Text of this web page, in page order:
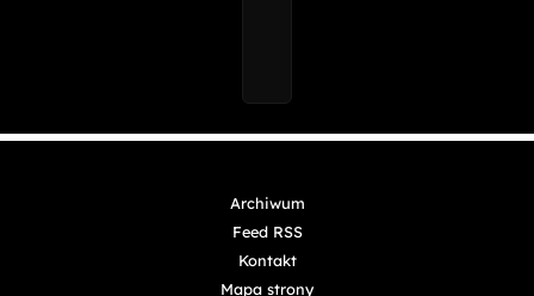
Archiwum
Feed RSS
Kontakt
Mapa strony